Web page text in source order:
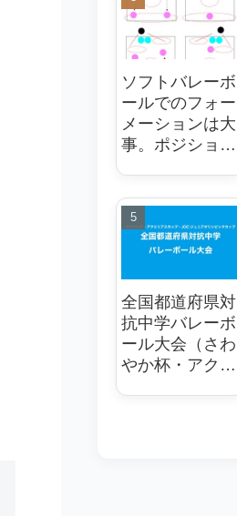
ソフトバレーボ
ールでのフォー
メーションは大
事。ポジショニ
全国都道府県対
抗中学バレーボ
ール大会（さわ
やか杯・アクエ